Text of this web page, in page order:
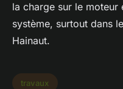
la charge sur le
système, surtout dans
Hainaut.
travaux